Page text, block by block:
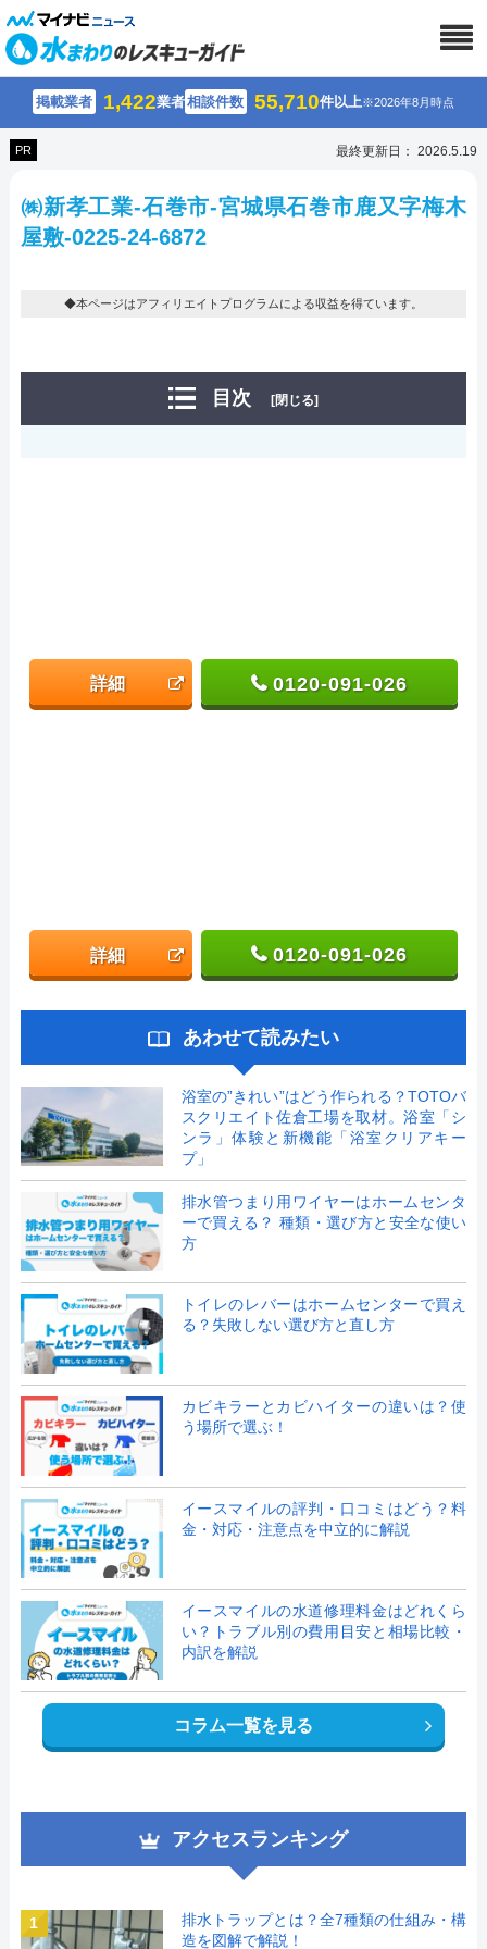
掲載業者 1,422業者相談件数 55,710件以上※2026年8月時点
PR 最終更新日： 2026.5.19
㈱新孝工業-石巻市-宮城県石巻市鹿又字梅木
屋敷-0225-24-6872
◆本ページはアフィリエイトプログラムによる収益を得ています。
目次 [閉じる]
詳細 0120-091-026
詳細 0120-091-026
あわせて読みたい
浴室の”きれい”はどう作られる？TOTOバ
スクリエイト佐倉工場を取材。浴室「シ
ンラ」体験と新機能「浴室クリアキー
プ」
排水管つまり用ワイヤーはホームセンタ
ーで買える？ 種類・選び方と安全な使い
方
トイレのレバーはホームセンターで買え
る？失敗しない選び方と直し方
カビキラーとカビハイターの違いは？使
う場所で選ぶ！
イースマイルの評判・口コミはどう？料
金・対応・注意点を中立的に解説
イースマイルの水道修理料金はどれくら
い？トラブル別の費用目安と相場比較・
内訳を解説
コラム一覧を見る
アクセスランキング
1
排水トラップとは？全7種類の仕組み・構
造を図解で解説！